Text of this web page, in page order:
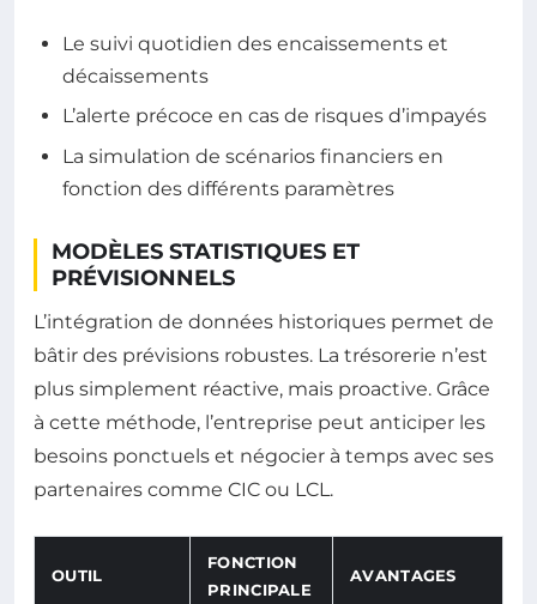
Le suivi quotidien des encaissements et
décaissements
L’alerte précoce en cas de risques d’impayés
La simulation de scénarios financiers en
fonction des différents paramètres
MODÈLES STATISTIQUES ET
PRÉVISIONNELS
L’intégration de données historiques permet de
bâtir des prévisions robustes. La trésorerie n’est
plus simplement réactive, mais proactive. Grâce
à cette méthode, l’entreprise peut anticiper les
besoins ponctuels et négocier à temps avec ses
partenaires comme CIC ou LCL.
OUTIL
FONCTION
PRINCIPALE
AVANTAGES